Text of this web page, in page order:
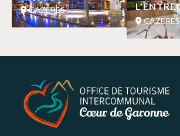
CAZERES
CAZERES